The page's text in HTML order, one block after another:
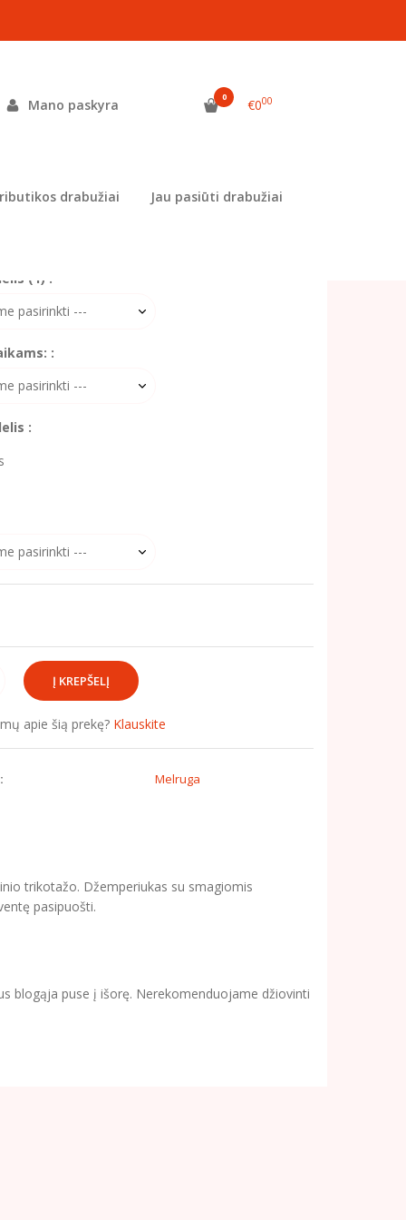
Mano paskyra 0 €000
drabužiai Jau pasiūti drabužiai
užsakymą komentaruose nurodykite pageidaujamą
(1) :
:
:
apie šią prekę? Klauskite
Melruga
trikotažo. Džemperiukas su smagiomis
pasipuošti.
blogąja puse į išorę. Nerekomenduojame džiovinti